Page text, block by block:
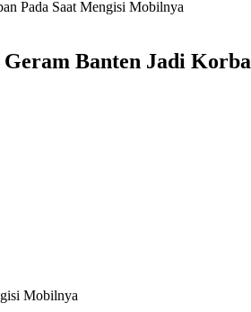
Pada Saat Mengisi Mobilnya
Banten Jadi
Mobilnya